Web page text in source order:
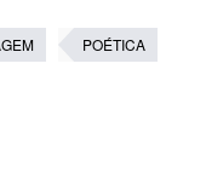
POÉTICA